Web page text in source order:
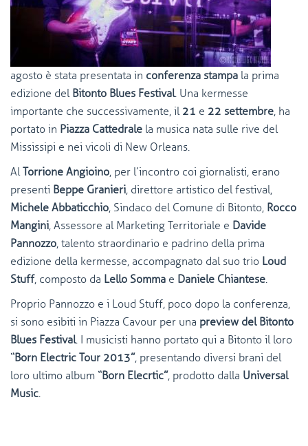
agosto è stata presentata in conferenza stampa la prima
edizione del Bitonto Blues Festival. Una kermesse
importante che successivamente, il 21 e 22 settembre, ha
portato in Piazza Cattedrale la musica nata sulle rive del
Mississipi e nei vicoli di New Orleans.
AlTorrione Angioino, per l’incontro coi giornalisti, erano
presenti Beppe Granieri, direttore artistico del festival,
Michele Abbaticchio, Sindaco del Comune di Bitonto, Rocco
Mangini, Assessore al Marketing Territoriale e Davide
Pannozzo, talento straordinario e padrino della prima
edizione della kermesse, accompagnato dal suo trio Loud
Stuff, composto da Lello Somma e Daniele Chiantese.
Proprio Pannozzo e i Loud Stuff, poco dopo la conferenza,
si sono esibiti in Piazza Cavour per una preview del Bitonto
Blues Festival. I musicisti hanno portato qui a Bitonto il loro
“Born Electric Tour 2013”, presentando diversi brani del
loro ultimo album “Born Elecrtic”, prodotto dalla Universal
Music.